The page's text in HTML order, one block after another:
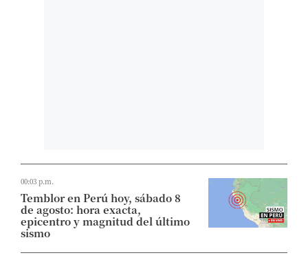
00:03 p.m.
Temblor en Perú hoy, sábado 8
de agosto: hora exacta,
epicentro y magnitud del último
sismo